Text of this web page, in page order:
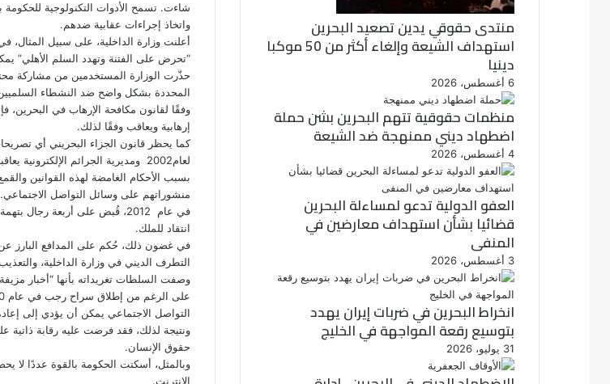
شاءت. تسمح الأدوات التكنولوجية للحكومة
واتخاذ إجراءات عقابية ضدهم.
“تحرض على الفتنة وتهدد السلم الأهلي”
حذّرت الوزارة المستخدمين من مشاركة
المحددة بشكل واضح ضد النشطاء
وفقًا لقانون مكافحة الإرهاب في
إرهابية ويعاقب وفقًا لذلك.
كما يحظر قانون الجزاء البحريني أي
لعام2002 ومديرية الجرائم الإلكترونية يعاقبان الأخبار المزيفة والكلام الناقد للشخصيات العامة وانتقاد الدول الأجنبية الصديقة.
بسبب الأحكام الغامضة لهذه القوانين
منشوراتهم على وسائل التواصل الاجتماعي.
في عام 2012، قُبض على أربعة
انتقاد للملك.
في غضون ذلك، حُكم على المدافع البارز
التطرف الديني في وزارة الداخلية،
وصفت السلطات تغريداته بأنها “أخبار
التواصل الاجتماعي يمكن أن يؤدي إلى
ونتيجة لذلك، فقد فرضت عليه رقابة ذاتية
حقوق الإنسان.
وبالمثل، أسكتت الحكومة بالقوة عددًا لا
الإنترنت.
منتدى حقوقي يدين تصعيد البحرين
استهداف الشيعة وإلغاء أكثر من 50 موكبا
دينيا
6 أغسطس، 2026
منظمات حقوقية تتهم البحرين بشن حملة
اضطهاد ديني ممنهجة ضد الشيعة
4 أغسطس، 2026
العفو الدولية تدعو لمساءلة البحرين
قضائيا بشأن استهداف معارضين في
المنفى
3 أغسطس، 2026
انخراط البحرين في ضربات إيران يهدد
بتوسيع رقعة المواجهة في الخليج
31 يوليو، 2026